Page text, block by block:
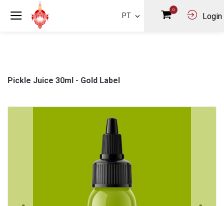
PT
0
Login
Pickle Juice 30ml - Gold Label